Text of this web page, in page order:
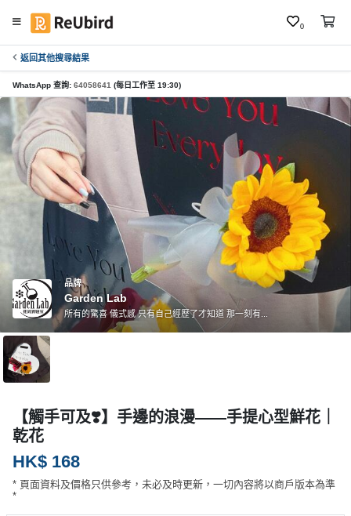
0
返回其他搜尋結果
WhatsApp 查詢: 64058641 (每日工作至 19:30)
繁
中
E
N
登
入
服
務
及
產
品
P
a
活
動
品牌
Garden Lab
所有的驚喜 儀式感 只有自己經歷了才知道 那一刻有...
【觸手可及❣️】手邊的浪漫——手提心型鮮花｜
乾花
HK$ 168
* 頁面資料及價格只供參考，未必及時更新，一切內容將以商戶版本為準
*